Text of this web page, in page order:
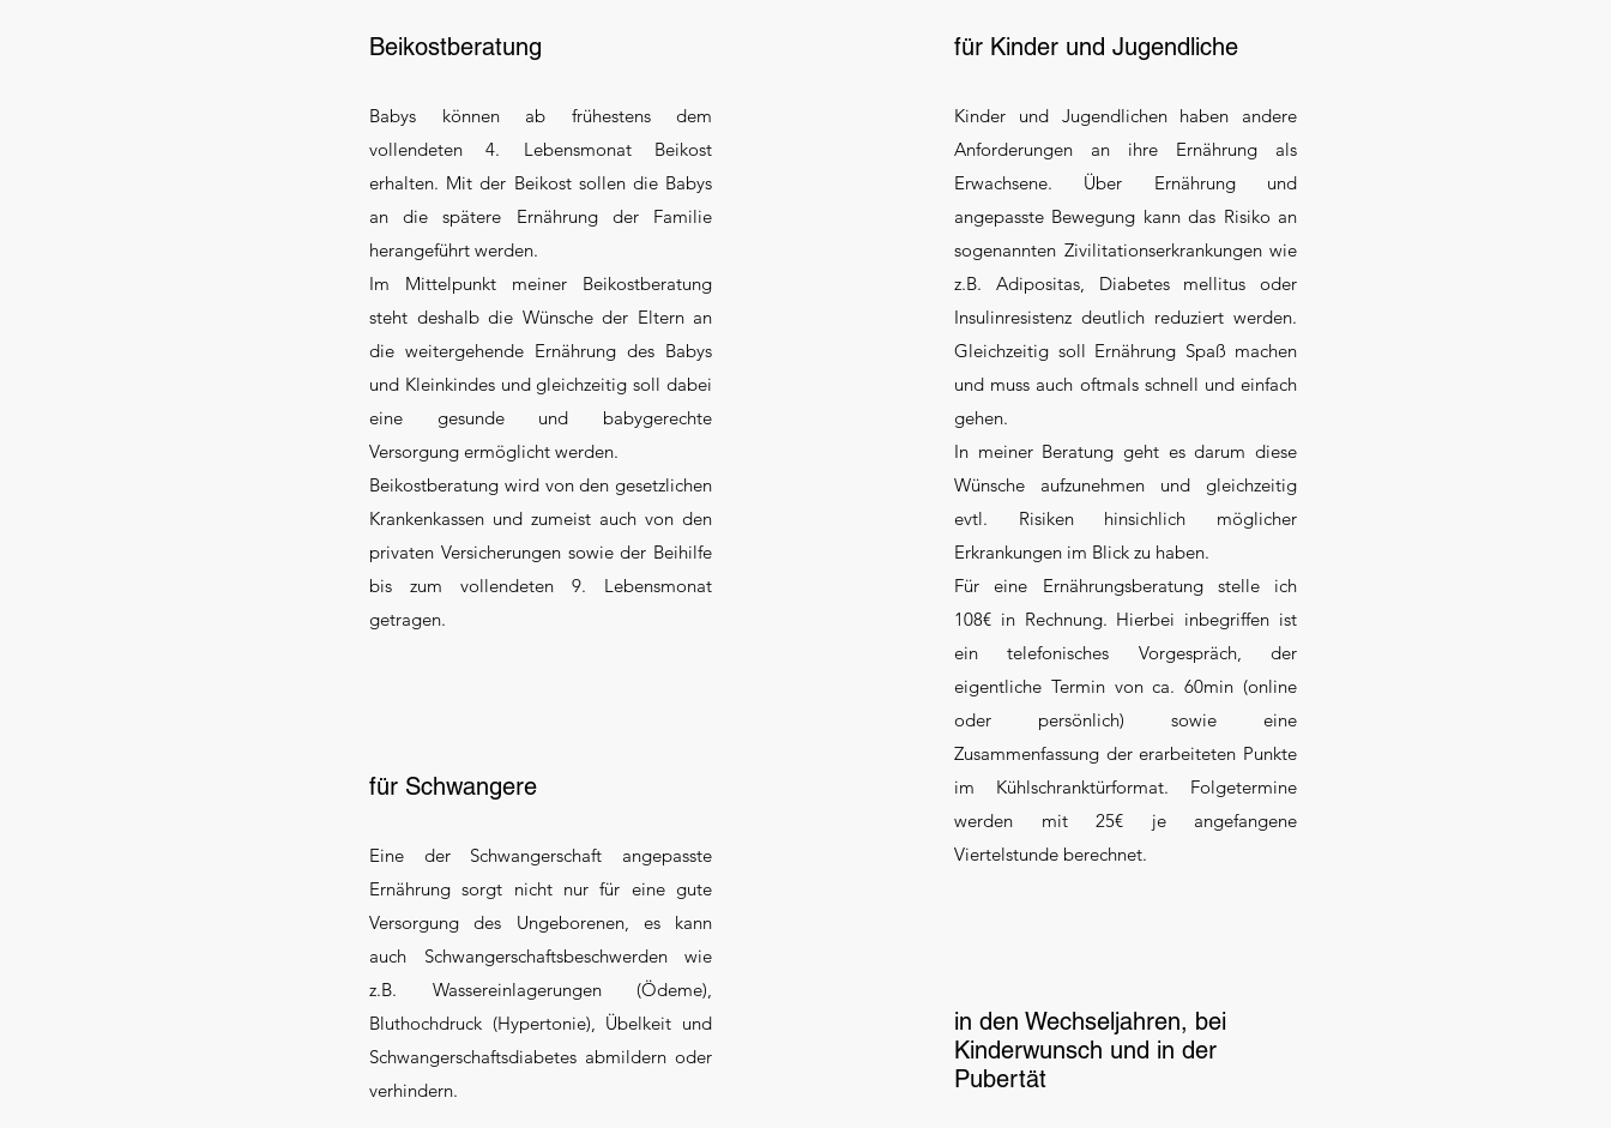
Beikostberatung
Babys können ab frühestens dem
vollendeten 4. Lebensmonat Beikost
erhalten. Mit der Beikost sollen die Babys
an die spätere Ernährung der Familie
herangeführt werden.
Im Mittelpunkt meiner Beikostberatung
steht deshalb die Wünsche der Eltern an
die weitergehende Ernährung des Babys
und Kleinkindes und gleichzeitig soll dabei
eine gesunde und babygerechte
Versorgung ermöglicht werden.
Beikostberatung wird von den gesetzlichen
Krankenkassen und zumeist auch von den
privaten Versicherungen sowie der Beihilfe
bis zum vollendeten 9. Lebensmonat
getragen.
für Schwangere
Eine der Schwangerschaft angepasste
Ernährung sorgt nicht nur für eine gute
Versorgung des Ungeborenen, es kann
auch Schwangerschaftsbeschwerden wie
z.B. Wassereinlagerungen (Ödeme),
Bluthochdruck (Hypertonie), Übelkeit und
Schwangerschaftsdiabetes abmildern oder
verhindern.
für Kinder und Jugendliche
Kinder und Jugendlichen haben andere
Anforderungen an ihre Ernährung als
Erwachsene. Über Ernährung und
angepasste Bewegung kann das Risiko an
sogenannten Zivilitationserkrankungen wie
z.B. Adipositas, Diabetes mellitus oder
Insulinresistenz deutlich reduziert werden.
Gleichzeitig soll Ernährung Spaß machen
und muss auch oftmals schnell und einfach
gehen.
In meiner Beratung geht es darum diese
Wünsche aufzunehmen und gleichzeitig
evtl. Risiken hinsichlich möglicher
Erkrankungen im Blick zu haben.
Für eine Ernährungsberatung stelle ich
108€ in Rechnung. Hierbei inbegriffen ist
ein telefonisches Vorgespräch, der
eigentliche Termin von ca. 60min (online
oder persönlich) sowie eine
Zusammenfassung der erarbeiteten Punkte
im Kühlschranktürformat. Folgetermine
werden mit 25€ je angefangene
Viertelstunde berechnet.
in den Wechseljahren, bei
Kinderwunsch und in der
Pubertät